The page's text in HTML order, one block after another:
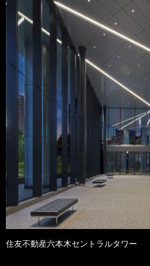
住友不動産六本木セントラルタワー